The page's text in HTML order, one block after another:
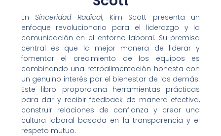
EnSinceridad Radical, Kim Scott presenta un
enfoque revolucionario para el liderazgo y la
comunicación en el entorno laboral. Su premisa
central es que la mejor manera de liderar y
fomentar el crecimiento de los equipos es
combinando una retroalimentación honesta con
un genuino interés por el bienestar de los demás.
Este libro proporciona herramientas prácticas
para dar y recibir feedback de manera efectiva,
construir relaciones de confianza y crear una
cultura laboral basada en la transparencia y el
respeto mutuo.